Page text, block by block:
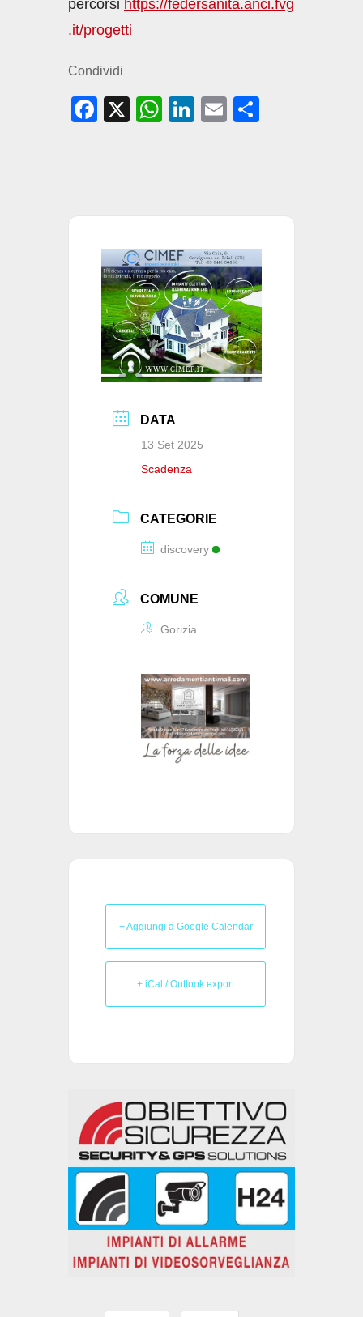
percorsi https://federsanita.anci.fvg
.it/progetti
Condividi
F
b
o
k
X
W
A
p
Li
dI
E
vi
DATA
13 Set 2025
Scadenza
CATEGORIE
discovery
COMUNE
Gorizia
+ Aggiungi a Google Calendar
+ iCal / Outlook export